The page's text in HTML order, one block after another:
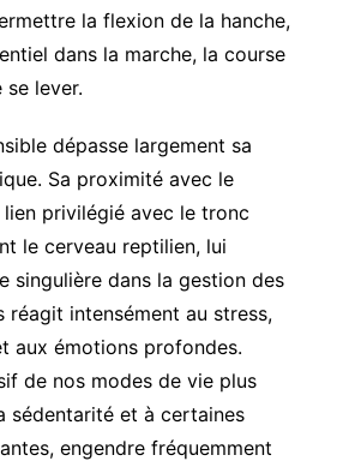
la flexion de la hanche,
dans la marche, la course
lever.
dépasse largement sa
Sa proximité avec le
privilégié avec le tronc
le cerveau reptilien, lui
singulière dans la gestion des
réagit intensément au stress,
aux émotions profondes.
de nos modes de vie plus
sédentarité et à certaines
engendre fréquemment